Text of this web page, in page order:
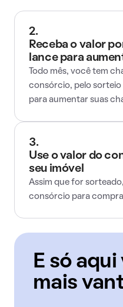
2.
Receba o valor
lance para
Todo mês, você tem
consórcio, pelo sorteio
para aumentar suas
3.
Use o valor do
seu imóvel
Assim que for
consórcio para
E só
mais